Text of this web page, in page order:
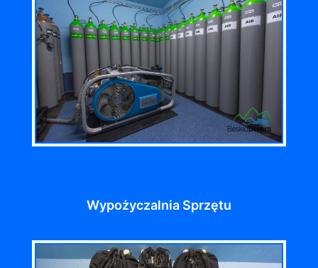
Wypożyczalnia Sprzętu